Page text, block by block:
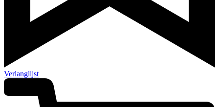
Verlanglijst